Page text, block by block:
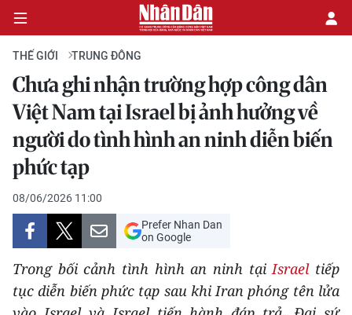
CHÍNH TRỊ
KINH TẾ
VĂN HÓA
XÃ HỘI
PHÁP LUẬT
DU LỊCH
THẾ GIỚI TRUNG ĐÔNG
Chưa ghi nhận trường hợp công dân
Việt Nam tại Israel bị ảnh hưởng về
người do tình hình an ninh diễn biến
phức tạp
08/06/2026 11:00
Prefer Nhan Dan
on Google
Trong bối cảnh tình hình an ninh tạiIsraeltiếp
tục diễn biến phức tạp sau khi Iran phóng tên lửa